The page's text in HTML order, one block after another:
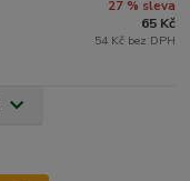
27 % sleva
65 Kč
54 Kč bez DPH